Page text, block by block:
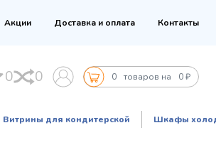
Акции Доставка и оплата Контакты
0 0 0 товаров на 0 ₽
Витрины для кондитерской Шкафы